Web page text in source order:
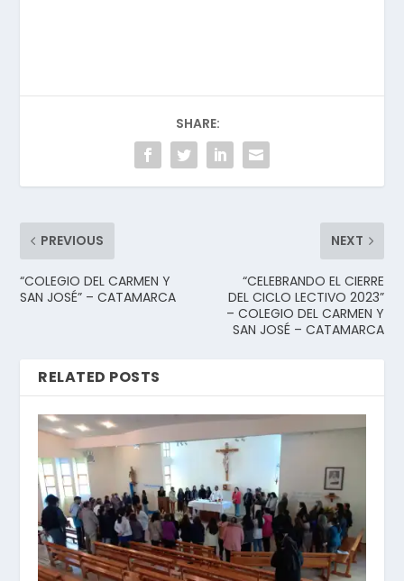
en el Santuario de
acompañaron la…
SHARE:
PREVIOUS
“COLEGIO DEL CARMEN Y
SAN JOSÉ” – CATAMARCA
NEXT
“CELEBRANDO EL CIERRE
DEL CICLO LECTIVO 2023”
– COLEGIO DEL CARMEN Y
SAN JOSÉ – CATAMARCA
RELATED POSTS